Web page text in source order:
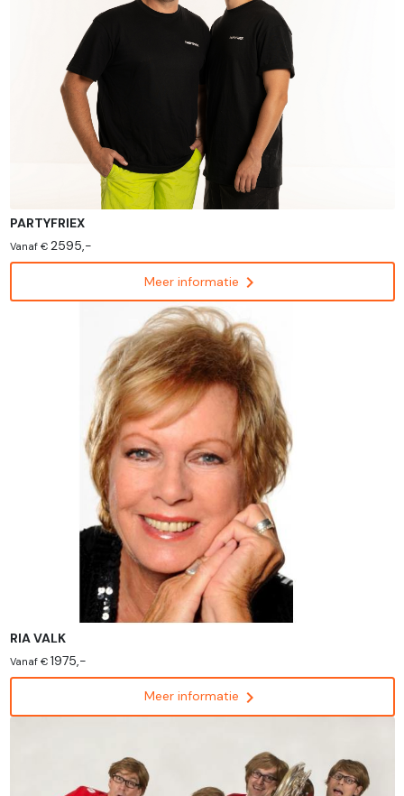
PARTYFRIEX
Vanaf € 2595,-
Meer informatie chevron_right
RIA VALK
Vanaf € 1975,-
Meer informatie chevron_right